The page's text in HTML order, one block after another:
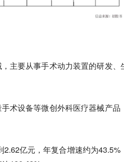
主要从事手术动力装置的研发、
术设备等微创外科医疗器械产品
亿元，年复合增速约为43.5%